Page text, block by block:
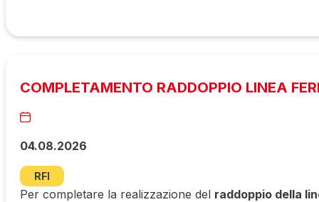
COMPLETAMENTO RADDOPPIO LINEA
04.08.2026
RFI
Per completare la realizzazione del raddoppio della